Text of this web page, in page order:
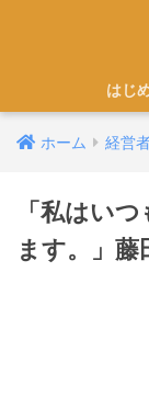
はじ
ホーム 経営
「私はい
ます。」藤